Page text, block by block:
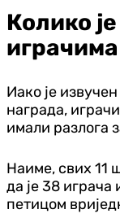
Колико
Иако је
награда,
имали разлога
Наиме, свих 11
да је 38
петицом